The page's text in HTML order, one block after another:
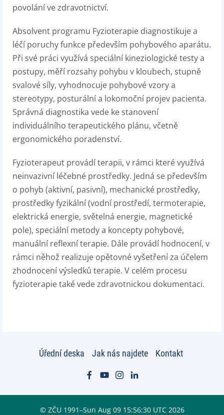
povolání ve zdravotnictví.
Absolvent programu Fyzioterapie diagnostikuje a
léčí poruchy funkce především pohybového aparátu.
Při své práci využívá speciální kineziologické testy a
postupy, měří rozsahy pohybu v kloubech, stupně
svalové síly, vyhodnocuje pohybové vzory a
stereotypy, posturální a lokomoční projev pacienta.
Správná diagnostika vede ke stanovení
individuálního terape­utického plánu, včetně
ergonomického poradenství.
Fyzioterapeut provádí terapii, v rámci které vy­užívá
neinvazivní léčebné prostředky. Jedná se především
o pohyb (aktivní, pasivní), mechanické prostředky,
prostředky fyzikální (vodní prostředí, termoterapie,
elektrická energie, světelná ener­gie, magnetické
pole), speciální metody a koncepty pohybové,
manuální reflexní terapie. Dále provádí hodnocení, v
rámci něhož realizuje opětovné vy­šetření za účelem
zhodnocení výsledků terapie. V celém procesu
fyzioterapie také vede zdravotnic­kou dokumentaci.
Úřední deska Jak nás najdete Kontakt
© ZČU 1991–Sun Aug 09 15:56:30 UTC 2026